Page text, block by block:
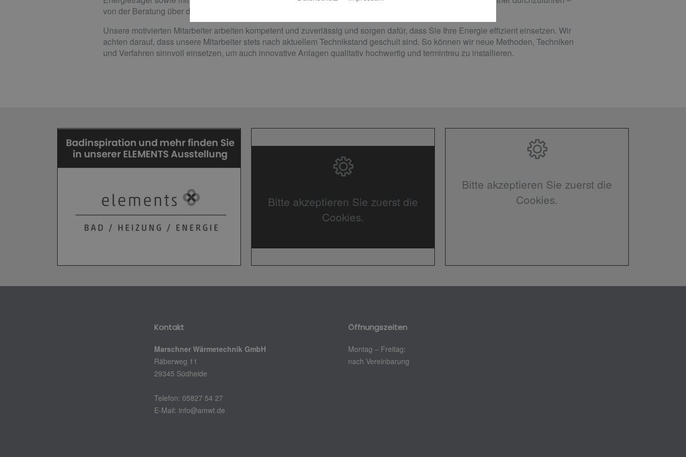
von der Beratung über die Planung bis zur Umsetzung und dem Betrieb.
Unsere motivierten Mitarbeiter arbeiten kompetent und zuverlässig und sorgen dafür, dass Sie Ihre Energie effizient einsetzen. Wir
achten darauf, dass unsere Mitarbeiter stets nach aktuellem Technikstand geschult sind. So können wir neue Methoden, Techniken
und Verfahren sinnvoll einsetzen, um auch innovative Anlagen qualitativ hochwertig und termintreu zu installieren.
Bitte akzeptieren Sie zuerst die
Cookies.
Bitte akzeptieren Sie zuerst die
Cookies.
Kontakt
Marschner Wärmetechnik GmbH
Räberweg 11
29345 Südheide
Telefon: 05827 54 27
E-Mail: info@amwt.de
Öffnungszeiten
Montag – Freitag:
nach Vereinbarung